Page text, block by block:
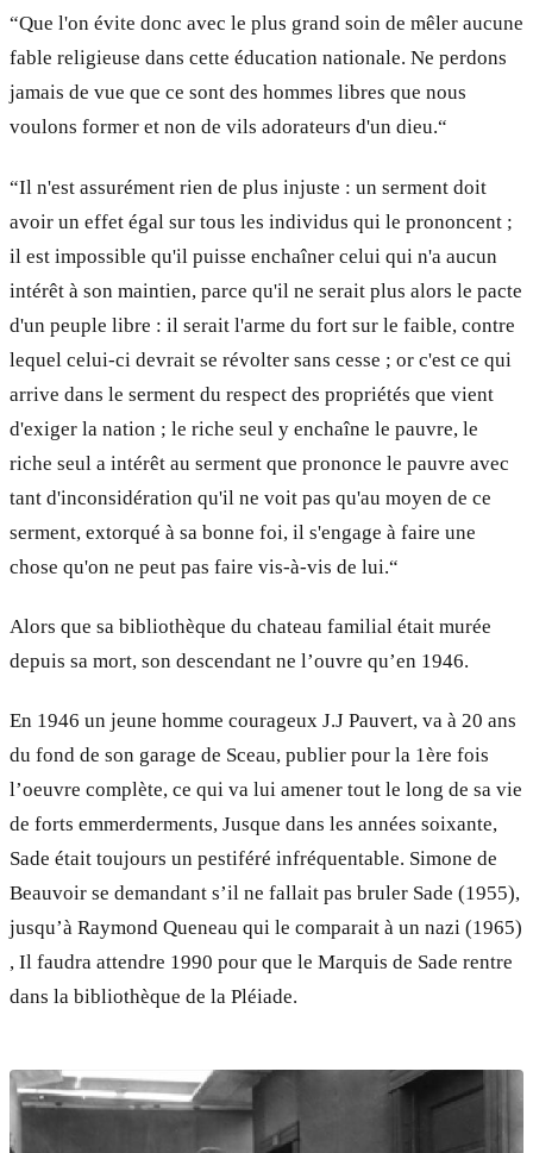
“Que l'on évite donc avec le plus grand soin de mêler aucune
fable religieuse dans cette éducation nationale. Ne perdons
jamais de vue que ce sont des hommes libres que nous
voulons former et non de vils adorateurs d'un dieu.“
“Il n'est assurément rien de plus injuste : un serment doit
avoir un effet égal sur tous les individus qui le prononcent ;
il est impossible qu'il puisse enchaîner celui qui n'a aucun
intérêt à son maintien, parce qu'il ne serait plus alors le pacte
d'un peuple libre : il serait l'arme du fort sur le faible, contre
lequel celui-ci devrait se révolter sans cesse ; or c'est ce qui
arrive dans le serment du respect des propriétés que vient
d'exiger la nation ; le riche seul y enchaîne le pauvre, le
riche seul a intérêt au serment que prononce le pauvre avec
tant d'inconsidération qu'il ne voit pas qu'au moyen de ce
serment, extorqué à sa bonne foi, il s'engage à faire une
chose qu'on ne peut pas faire vis-à-vis de lui.“
Alors que sa bibliothèque du chateau familial était murée
depuis sa mort, son descendant ne l’ouvre qu’en 1946.
En 1946 un jeune homme courageux J.J Pauvert, va à 20 ans
du fond de son garage de Sceau, publier pour la 1ère fois
l’oeuvre complète, ce qui va lui amener tout le long de sa vie
de forts emmerderments, Jusque dans les années soixante,
Sade était toujours un pestiféré infréquentable. Simone de
Beauvoir se demandant s’il ne fallait pas bruler Sade (1955),
jusqu’à Raymond Queneau qui le comparait à un nazi (1965)
, Il faudra attendre 1990 pour que le Marquis de Sade rentre
dans la bibliothèque de la Pléiade.